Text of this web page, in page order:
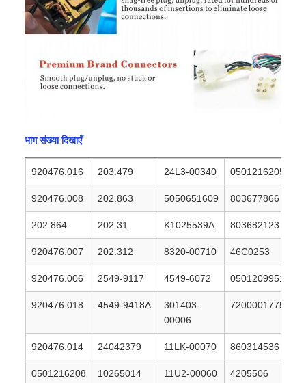
भाग संख्या दिखाएँ
920476.016 203.479 24L3-00340 0501216205
920476.008 202.863 5050651609 803677866
202.864 202.31 K1025539A 803682123
920476.007 202.312 8320-00710 46C0253
920476.006 2549-9117 4549-6072 0501209951
920476.018 4549-9418A
301403-
00006
7200001775
920476.014 24042379 11LK-00070 860314536
0501216208 10265014 11U2-00060 4205506